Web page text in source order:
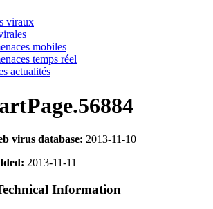
viraux
mobiles
temps réel
actualités
virus database: 2013-11-10
2013-11-11
Information